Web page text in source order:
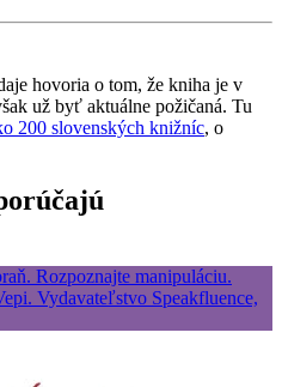
hovoria o tom, že kniha je v
už byť aktuálne požičaná. Tu
200 slovenských knižníc, o